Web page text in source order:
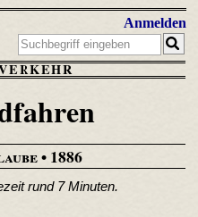
Anmelden
• 1886
rund 7 Minuten.